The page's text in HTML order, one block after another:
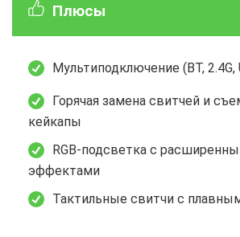
Плюсы
Мультиподключение (BT, 2.4G,
Горячая замена свитчей и
кейкапы
RGB-подсветка с
эффектами
Тактильные свитчи с